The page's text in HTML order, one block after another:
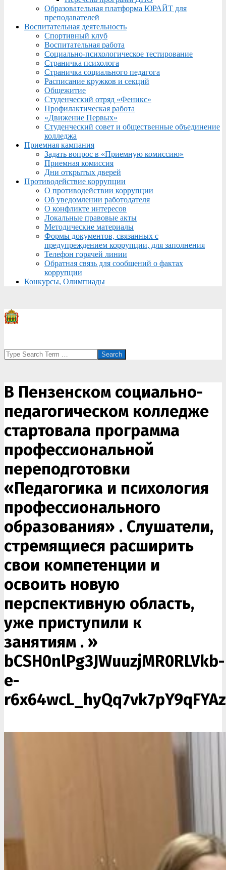
Образовательная платформа ЮРАЙТ для
преподавателей
Воспитательная деятельность
Спортивный клуб
Воспитательная работа
Социально-психологическое тестирование
Страничка психолога
Страничка социального педагога
Расписание кружков и секций
Общежитие
Студенческий отряд «Феникс»
Профилактическая работа
«Движение Первых»
Студенческий совет и общественные объединение
колледжа
Приемная кампания
Задать вопрос в «Приемную комиссию»
Приемная комиссия
Дни открытых дверей
Противодействие коррупции
О противодействии коррупции
Об уведомлении работодателя
О конфликте интересов
Локальные правовые акты
Методические материалы
Формы документов, связанных с
предупреждением коррупции, для заполнения
Телефон горячей линии
Обратная связь для сообщений о фактах
коррупции
Конкурсы, Олимпиады
Search
В Пензенском социально-
педагогическом колледже
стартовала программа
профессиональной
переподготовки
«Педагогика и психология
профессионального
образования» . Слушатели,
стремящиеся расширить
свои компетенции и
освоить новую
перспективную область,
уже приступили к
занятиям . »
bCSH0nlPg3JWuuzjMR0RLVkb-
e-